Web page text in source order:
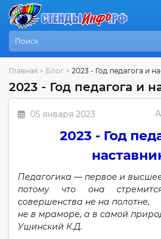
Главная > Блог > 2023 - Год педагога и
2023 - Год педагога и
05 января 2023
2023 - Год
Педагогика — первое и высшее
потому что она
совершенства не на полотне,
не в мраморе, а в самой
Ушинский К.Д.